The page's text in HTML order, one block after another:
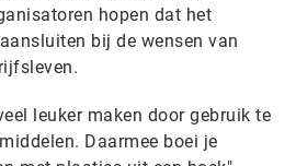
hopen dat het
bij de wensen van
leuker maken door gebruik te
Daarmee boei je